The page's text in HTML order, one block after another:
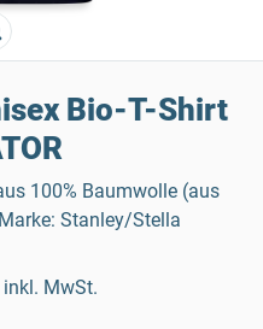
Bio-T-Shirt
100% Baumwolle (aus
Stanley/Stella
inkl. MwSt.